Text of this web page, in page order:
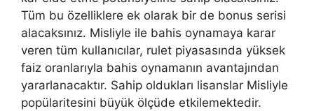
Tüm bu özelliklere ek olarak bir de bonus serisi
alacaksınız. Misliyle ile bahis oynamaya karar
veren tüm kullanıcılar, rulet piyasasında yüksek
faiz oranlarıyla bahis oynamanın avantajından
yararlanacaktır. Sahip oldukları lisanslar Misliyle
popülaritesini büyük ölçüde etkilemektedir.